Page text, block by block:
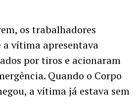
os trabalhadores
a vítima apresentava
por tiros e acionaram
Quando o Corpo
a vítima já estava sem